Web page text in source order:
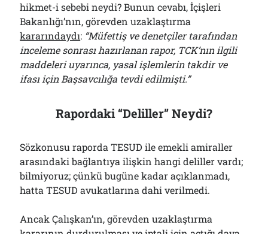
hikmet-i sebebi neydi? Bunun cevabı, İçişleri
Bakanlığı’nın, görevden uzaklaştırma
kararındaydı: “Müfettiş ve denetçiler tarafından
inceleme sonrası hazırlanan rapor, TCK’nın ilgili
maddeleri uyarınca, yasal işlemlerin takdir ve
ifası için Başsavcılığa tevdi edilmişti.”
Rapordaki “Deliller” Neydi?
Sözkonusu raporda TESUD ile emekli amiraller
arasındaki bağlantıya ilişkin hangi deliller vardı;
bilmiyoruz; çünkü bugüne kadar açıklanmadı,
hatta TESUD avukatlarına dahi verilmedi.
Ancak Çalışkan’ın, görevden uzaklaştırma